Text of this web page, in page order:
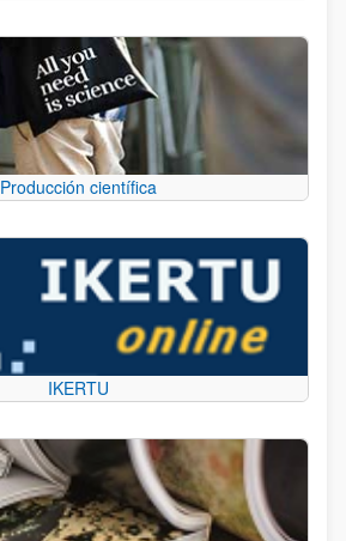
Producción científica
IKERTU